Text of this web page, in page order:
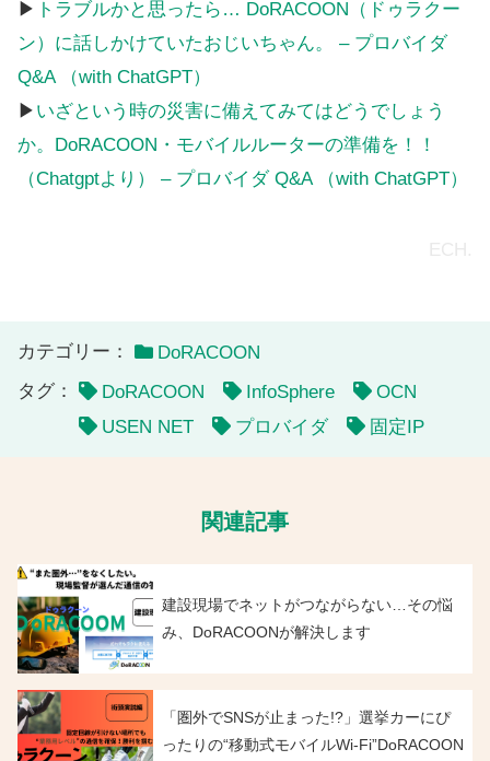
▶ トラブルかと思ったら… DoRACOON（ドゥラクー
ン）に話しかけていたおじいちゃん。 – プロバイダ
Q&A （with ChatGPT）
▶ いざという時の災害に備えてみてはどうでしょう
か。DoRACOON・モバイルルーターの準備を！！
（Chatgptより） – プロバイダ Q&A （with ChatGPT）
カテゴリー：
DoRACOON
タグ：
DoRACOON InfoSphere
OCN
USEN NET
プロバイダ 固定IP
関連記事
建設現場でネットがつながらない…その悩
み、DoRACOONが解決します
「圏外でSNSが止まった!?」選挙カーにぴ
ったりの“移動式モバイルWi-Fi”DoRACOON